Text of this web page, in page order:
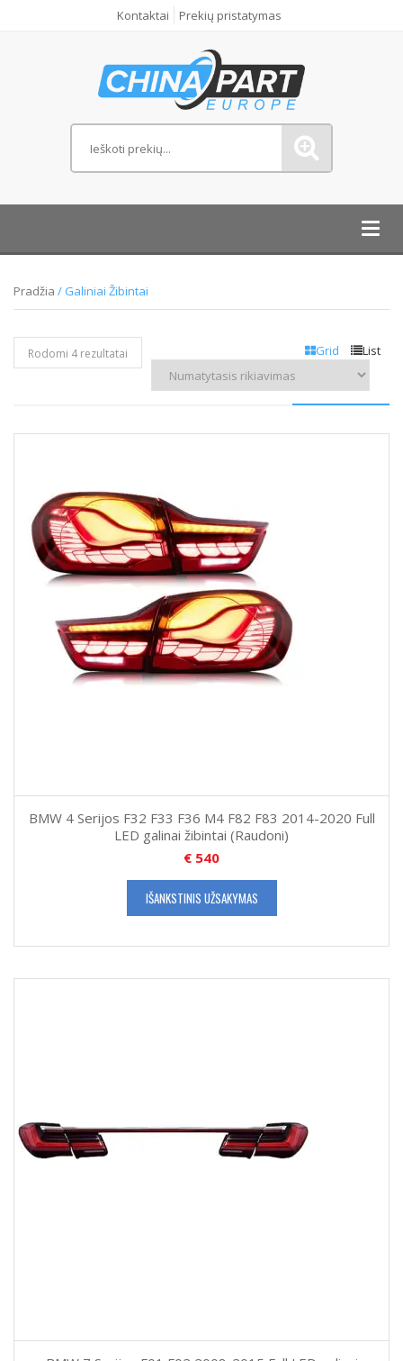
Kontaktai Prekių pristatymas
Pradžia / Galiniai Žibintai
Grid List
Rodomi 4 rezultatai
BMW 4 Serijos F32 F33 F36 M4 F82 F83 2014-2020 Full
LED galinai žibintai (Raudoni)
€ 540
IŠANKSTINIS UŽSAKYMAS